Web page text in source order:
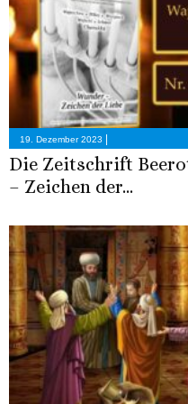
19. Dezember 2023 |
Die Zeitschrift
– Zeichen der...